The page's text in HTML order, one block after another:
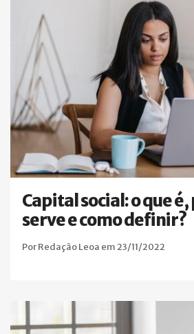
Capital social: o que
serve e como definir?
Por Redação Leoa em 23/11/2022